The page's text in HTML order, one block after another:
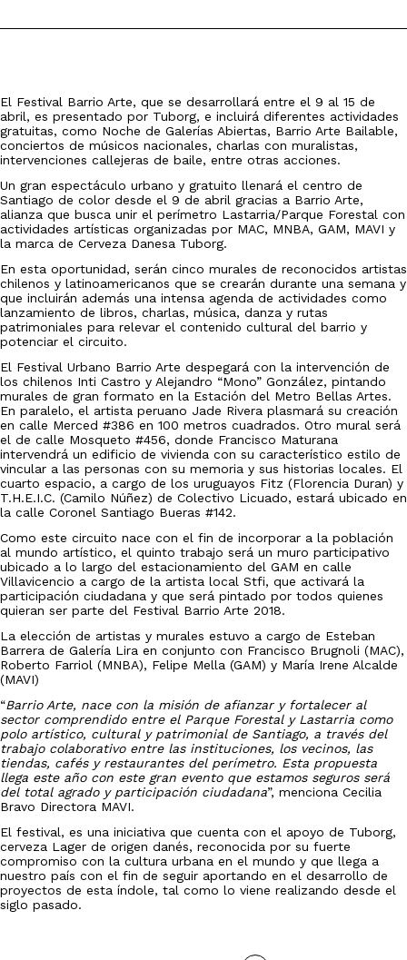
El Festival Barrio Arte, que se desarrollará entre el 9 al 15 de
abril, es presentado por Tuborg, e incluirá diferentes actividades
gratuitas, como Noche de Galerías Abiertas, Barrio Arte Bailable,
conciertos de músicos nacionales, charlas con muralistas,
intervenciones callejeras de baile, entre otras acciones.
Un gran espectáculo urbano y gratuito llenará el centro de
Santiago de color desde el 9 de abril gracias a Barrio Arte,
alianza que busca unir el perímetro Lastarria/Parque Forestal con
actividades artísticas organizadas por MAC, MNBA, GAM, MAVI y
la marca de Cerveza Danesa Tuborg.
En esta oportunidad, serán cinco murales de reconocidos artistas
chilenos y latinoamericanos que se crearán durante una semana y
que incluirán además una intensa agenda de actividades como
lanzamiento de libros, charlas, música, danza y rutas
patrimoniales para relevar el contenido cultural del barrio y
potenciar el circuito.
El Festival Urbano Barrio Arte despegará con la intervención de
los chilenos Inti Castro y Alejandro “Mono” González, pintando
murales de gran formato en la Estación del Metro Bellas Artes.
En paralelo, el artista peruano Jade Rivera plasmará su creación
en calle Merced #386 en 100 metros cuadrados. Otro mural será
el de calle Mosqueto #456, donde Francisco Maturana
intervendrá un edificio de vivienda con su característico estilo de
vincular a las personas con su memoria y sus historias locales. El
cuarto espacio, a cargo de los uruguayos Fitz (Florencia Duran) y
T.H.E.I.C. (Camilo Núñez) de Colectivo Licuado, estará ubicado en
la calle Coronel Santiago Bueras #142.
Como este circuito nace con el fin de incorporar a la población
al mundo artístico, el quinto trabajo será un muro participativo
ubicado a lo largo del estacionamiento del GAM en calle
Villavicencio a cargo de la artista local Stfi, que activará la
participación ciudadana y que será pintado por todos quienes
quieran ser parte del Festival Barrio Arte 2018.
La elección de artistas y murales estuvo a cargo de Esteban
Barrera de Galería Lira en conjunto con Francisco Brugnoli (MAC),
Roberto Farriol (MNBA), Felipe Mella (GAM) y María Irene Alcalde
(MAVI)
“Barrio Arte, nace con la misión de afianzar y fortalecer al
sector comprendido entre el Parque Forestal y Lastarria como
polo artístico, cultural y patrimonial de Santiago, a través del
trabajo colaborativo entre las instituciones, los vecinos, las
tiendas, cafés y restaurantes del perímetro. Esta propuesta
llega este año con este gran evento que estamos seguros será
del total agrado y participación ciudadana”, menciona Cecilia
Bravo Directora MAVI.
El festival, es una iniciativa que cuenta con el apoyo de Tuborg,
cerveza Lager de origen danés, reconocida por su fuerte
compromiso con la cultura urbana en el mundo y que llega a
nuestro país con el fin de seguir aportando en el desarrollo de
proyectos de esta índole, tal como lo viene realizando desde el
siglo pasado.